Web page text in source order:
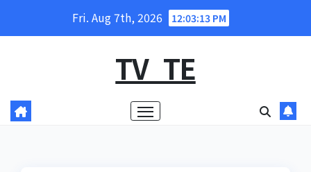
Fri. Aug 7th, 2026 12:03:14 PM
TV_TE